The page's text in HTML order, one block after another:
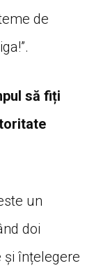
de
să fiți
un
doi
și înțelegere